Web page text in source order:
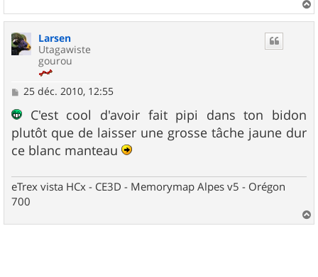
a
Larsen
Utagawiste
gourou
M
s
a
g
e
25 déc. 2010, 12:55
C'est cool d'avoir fait pipi dans ton bidon
plutôt que de laisser une grosse tâche jaune dur
ce blanc manteau
eTrex vista HCx - CE3D - Memorymap Alpes v5 - Orégon
700
a